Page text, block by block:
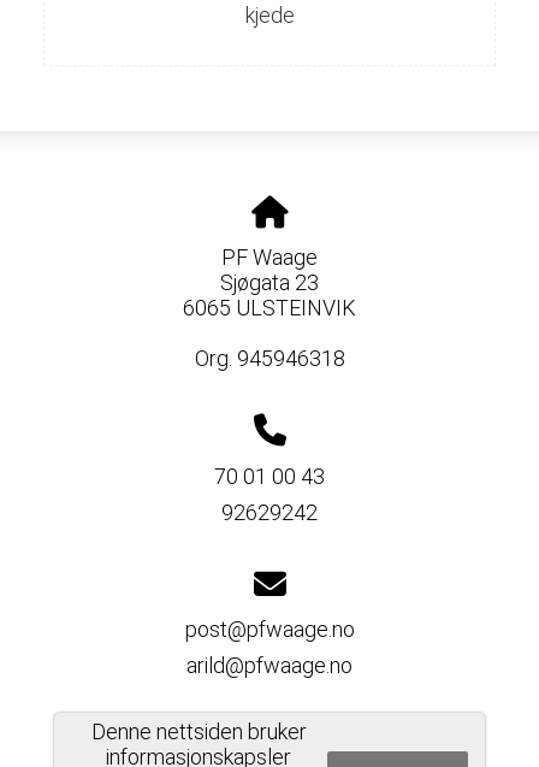
kjede
PF Waage
Sjøgata 23
6065 ULSTEINVIK
Org. 945946318
70 01 00 43
92629242
post@pfwaage.no
arild@pfwaage.no
Denne nettsiden bruker
informasjonskapsler